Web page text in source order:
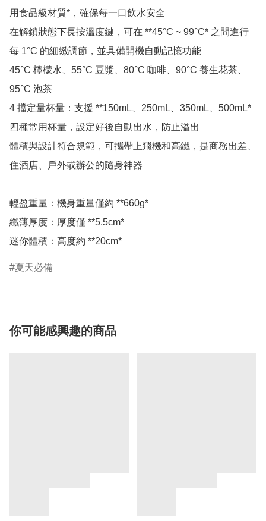
用食品級材質*，確保每一口飲水安全
在解鎖狀態下長按溫度鍵，可在 **45°C ~ 99°C* 之間進行
每 1°C 的細緻調節，並具備開機自動記憶功能
45°C 檸檬水、55°C 豆漿、80°C 咖啡、90°C 養生花茶、
95°C 泡茶
4 擋定量杯量：支援 **150mL、250mL、350mL、500mL*
四種常用杯量，設定好後自動出水，防止溢出
體積與設計符合規範，可攜帶上飛機和高鐵，是商務出差、
住酒店、戶外或辦公的隨身神器
輕盈重量：機身重量僅約 **660g*
纖薄厚度：厚度僅 **5.5cm*
夏天必備
你可能感興趣的商品